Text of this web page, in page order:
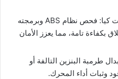
برمجة كنترول ABS لسيارات كيا: فحص نظام ABS وبرمجته
بكفاءة تامة، مما يعزز الأمان
طرمبة البنزين التالفة أو
وثبات أداء المحرك.